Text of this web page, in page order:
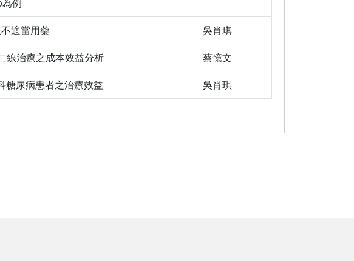
例
適當用藥 吳肖琪
線治療之成本效益分析 蔡憶文
糖尿病患者之治療效益 吳肖琪